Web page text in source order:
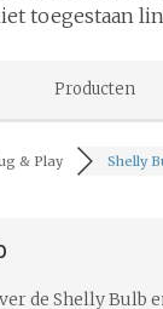
toegestaan
Producten
& Play Shelly
de Shelly Bulb